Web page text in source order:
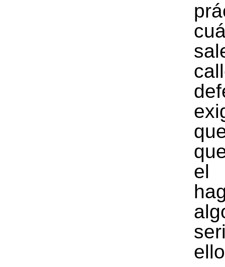
el